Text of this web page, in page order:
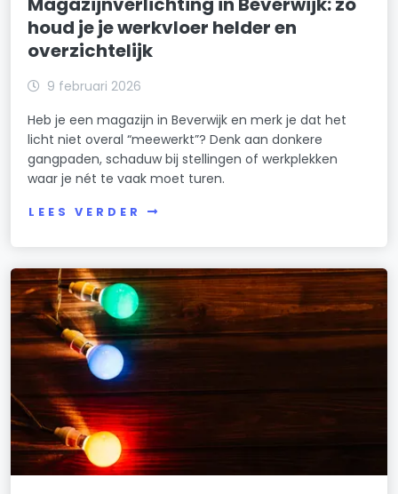
houd je je werkvloer helder en
overzichtelijk
9 februari 2026
Heb je een magazijn in Beverwijk en merk je dat het
licht niet overal “meewerkt”? Denk aan donkere
gangpaden, schaduw bij stellingen of werkplekken
waar je nét te vaak moet turen.
LEES VERDER